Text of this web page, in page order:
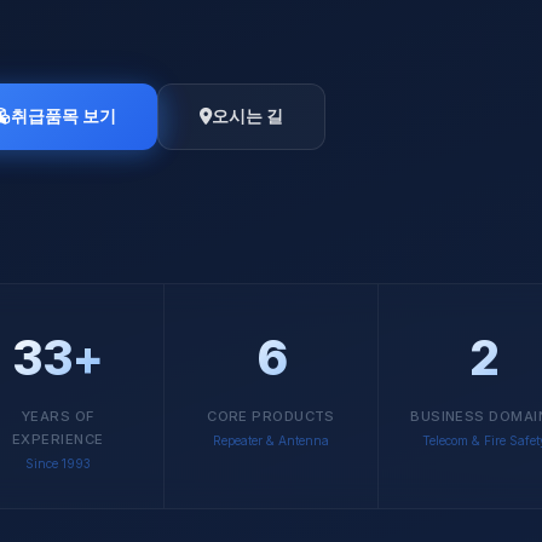
취급품목 보기 오시는 길
33+
YEARS OF
EXPERIENCE
Since 1993
6
CORE PRODUCTS
Repeater & Antenna
2
BUSINESS
Telecom & Fire